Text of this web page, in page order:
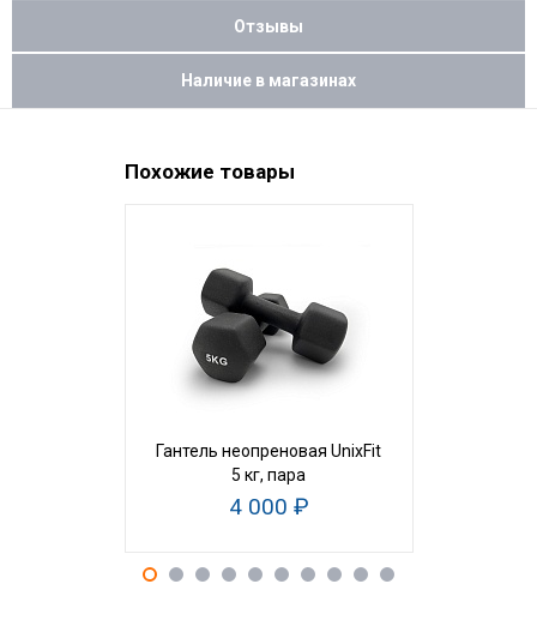
Отзывы
Наличие в магазинах
Похожие товары
Гантель неопреновая UnixFit
5 кг, пара
4 000 ₽